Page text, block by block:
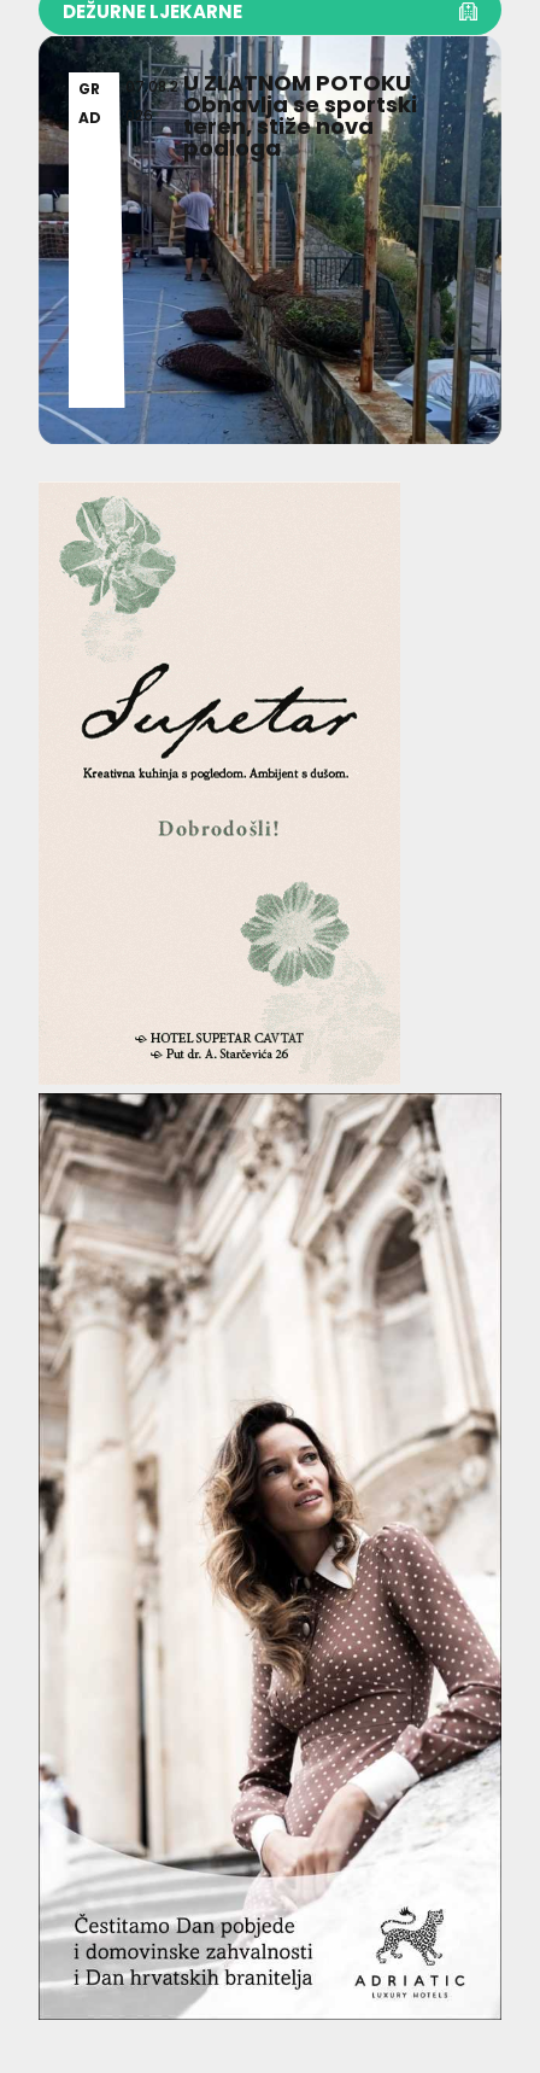
DEŽURNE LJEKARNE
GR
AD
07.08.2
026
U ZLATNOM POTOKU
Obnavlja se sportski
teren, stiže nova
podloga